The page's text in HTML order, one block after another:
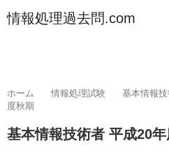
情報処理過去問.com
ホーム 情報処理試験 基本情報
度秋期
基本情報技術者 平成20